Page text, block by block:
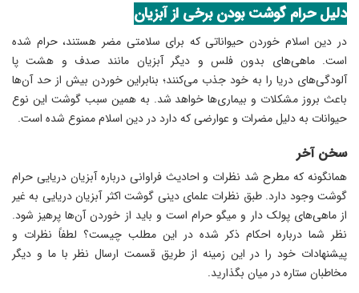
دلیل حرام گوشت بودن برخی از آبزیان
در دین اسلام خوردن حیواناتی که برای سلامتی مضر هستند، حرام شده
است. ماهی‌های بدون فلس و دیگر آبزیان مانند صدف و هشت پا
آلودگی‌های دریا را به خود جذب می‌کنند؛ بنابراین خوردن بیش از حد آن‌ها
باعث بروز مشکلات و بیماری‌ها خواهد شد. به همین سبب گوشت این نوع
حیوانات به دلیل مضرات و عوارضی که دارد در دین اسلام ممنوع شده است.
سخن آخر
همانگونه که مطرح شد نظرات و احادیث فراوانی درباره آبزیان دریایی حرام
گوشت وجود دارد. طبق نظرات علمای دینی گوشت اکثر آبزیان دریایی به غیر
از ماهی‌های پولک دار و میگو حرام است و باید از خوردن آن‌ها پرهیز شود.
نظر شما درباره احکام ذکر شده در این مطلب چیست؟ لطفاً نظرات و
پیشنهادات خود را در این زمینه از طریق قسمت ارسال نظر با ما و دیگر
مخاطبان ستاره در میان بگذارید.